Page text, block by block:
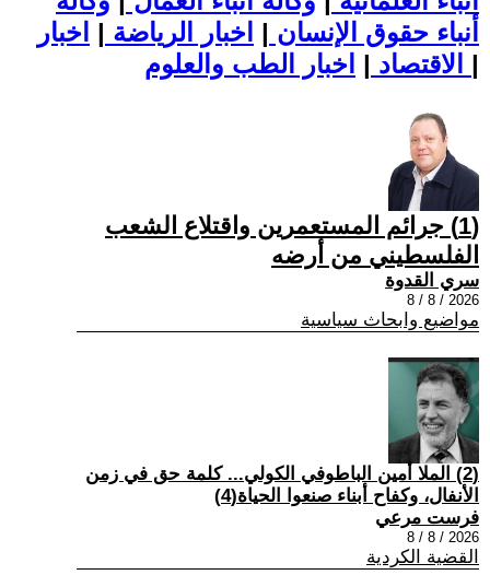
أنباء حقوق الإنسان | اخبار الرياضة | اخبار
الاقتصاد | |
(1) جرائم المستعمرين واقتلاع الشعب
الفلسطيني من أرضه
سري القدوة
2026 / 8 / 8
مواضيع وابحاث سياسية
(2) الملا أمين الباطوفي الكولي... كلمة حق في زمن
الأنفال، وكفاح أبناء صنعوا الحياة(4)
فرست مرعي
2026 / 8 / 8
القضية الكردية